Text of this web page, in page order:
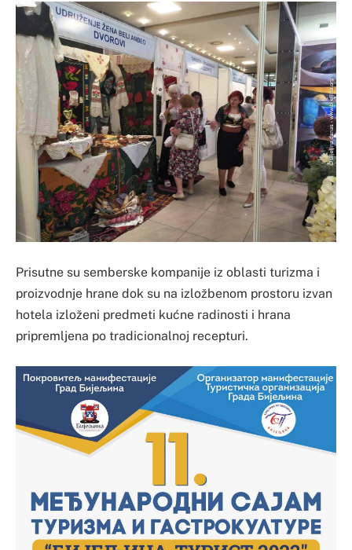
Prisutne su semberske kompanije iz oblasti turizma i
proizvodnje hrane dok su na izložbenom prostoru izvan
hotela izloženi predmeti kućne radinosti i hrana
pripremljena po tradicionalnoj recepturi.